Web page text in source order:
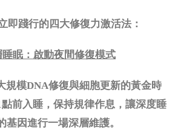
即踐行的四大修復力激活法：
睡眠：啟動夜間修復模式
規模DNA修復與細胞更新的黃金時
前入睡，保持規律作息，讓深度睡
基因進行一場深層維護。